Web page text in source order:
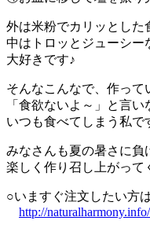
外は米粉でカリッとした
中はトロッとジューシー
大好きです♪
そんなこんなで、作って
「食欲ないよ～」と言い
いつも食べてしまう私で
みなさんも夏の暑さに負
楽しく作り召し上がって
○いますぐ注文したい方
http://